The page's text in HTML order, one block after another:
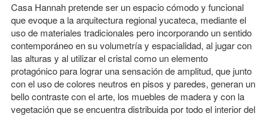
Casa Hannah pretende ser un espacio cómodo y funcional
que evoque a la arquitectura regional yucateca, mediante el
uso de materiales tradicionales pero incorporando un sentido
contemporáneo en su volumetría y espacialidad, al jugar con
las alturas y al utilizar el cristal como un elemento
protagónico para lograr una sensación de amplitud, que junto
con el uso de colores neutros en pisos y paredes, generan un
bello contraste con el arte, los muebles de madera y con la
vegetación que se encuentra distribuida por todo el interior del